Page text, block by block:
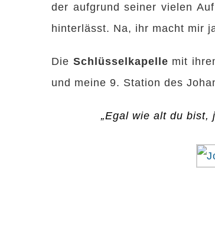
der aufgrund seiner vielen
hinterlässt. Na, ihr macht mir
Die Schlüsselkapelle mit
und meine 9. Station des
„Egal wie alt du bist,